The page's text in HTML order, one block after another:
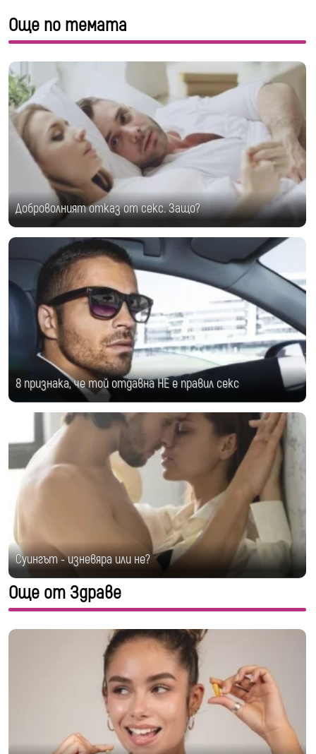
Още по темата
Доброволният отказ от секс. Защо?
8 признака, че той отдавна НЕ е правил секс
Суингът - изневяра или не?
Още от Здраве